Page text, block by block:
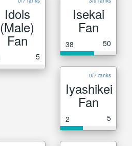
Idols
(Male)
Fan
5
Isekai
Fan
38 50
0/7 ranks
Iyashikei
Fan
2 5